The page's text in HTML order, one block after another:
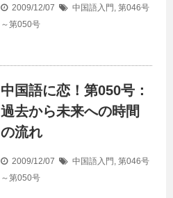
2009/12/07 中国語入門 , 第046号
～第050号
中国語に恋！第050号：
過去から未来への時間
の流れ
2009/12/07 中国語入門 , 第046号
～第050号